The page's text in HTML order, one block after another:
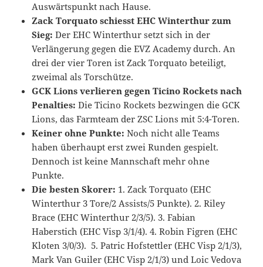
Auswärtspunkt nach Hause.
Zack Torquato schiesst EHC Winterthur zum
Sieg: Der EHC Winterthur setzt sich in der
Verlängerung gegen die EVZ Academy durch. An
drei der vier Toren ist Zack Torquato beteiligt,
zweimal als Torschütze.
GCK Lions verlieren gegen Ticino Rockets nach
Penalties: Die Ticino Rockets bezwingen die GCK
Lions, das Farmteam der ZSC Lions mit 5:4-Toren.
Keiner ohne Punkte:Noch nicht alle Teams
haben überhaupt erst zwei Runden gespielt.
Dennoch ist keine Mannschaft mehr ohne
Punkte.
Die besten Skorer: 1. Zack Torquato (EHC
Winterthur 3 Tore/2 Assists/5 Punkte). 2. Riley
Brace (EHC Winterthur 2/3/5). 3. Fabian
Haberstich (EHC Visp 3/1/4). 4. Robin Figren (EHC
Kloten 3/0/3). 5. Patric Hofstettler (EHC Visp 2/1/3),
Mark Van Guiler (EHC Visp 2/1/3) und Loic Vedova